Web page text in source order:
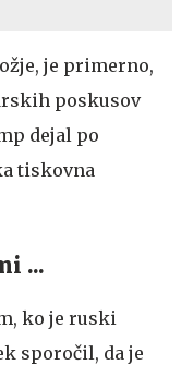
je primerno,
poskusov
dejal po
tiskovna
...
ko je ruski
sporočil, da je